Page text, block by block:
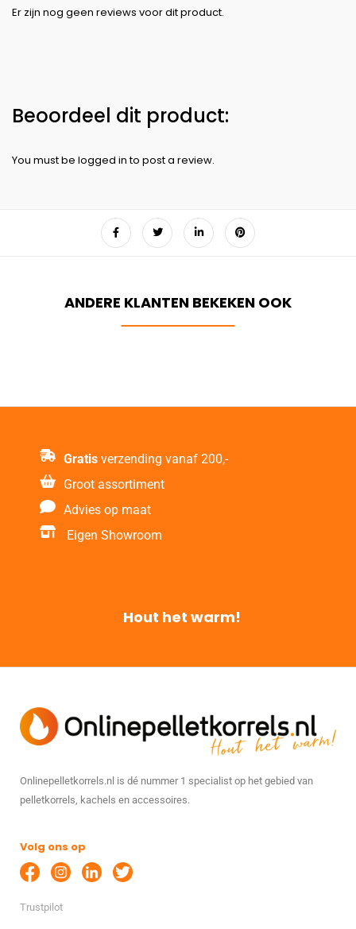
You must be logged into post a review.
Gratis verzending vanaf 200,-
Groot assortiment
Advies op maat
Eigen Showroom
Hout het warm!
Onlinepelletkorrels.nl is dé nummer 1 specialist op het gebied van
pelletkorrels, kachels en accessoires.
Volg ons op
Trustpilot